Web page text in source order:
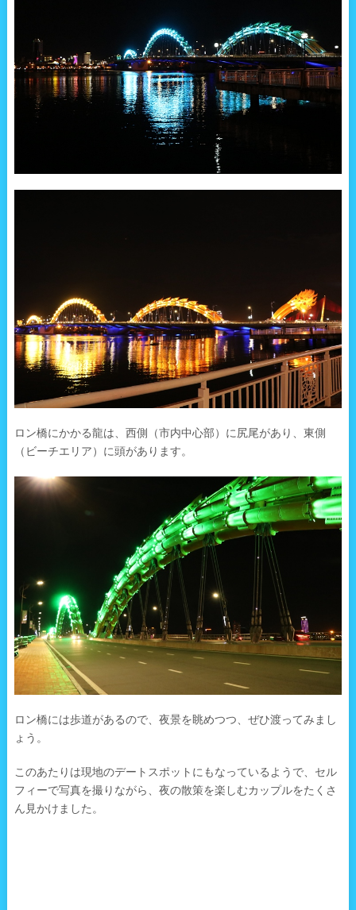
ロン橋にかかる龍は、西側（市内中心部）に尻尾があり、東側
（ビーチエリア）に頭があります。
ロン橋には歩道があるので、夜景を眺めつつ、ぜひ渡ってみまし
ょう。
このあたりは現地のデートスポットにもなっているようで、セル
フィーで写真を撮りながら、夜の散策を楽しむカップルをたくさ
ん見かけました。